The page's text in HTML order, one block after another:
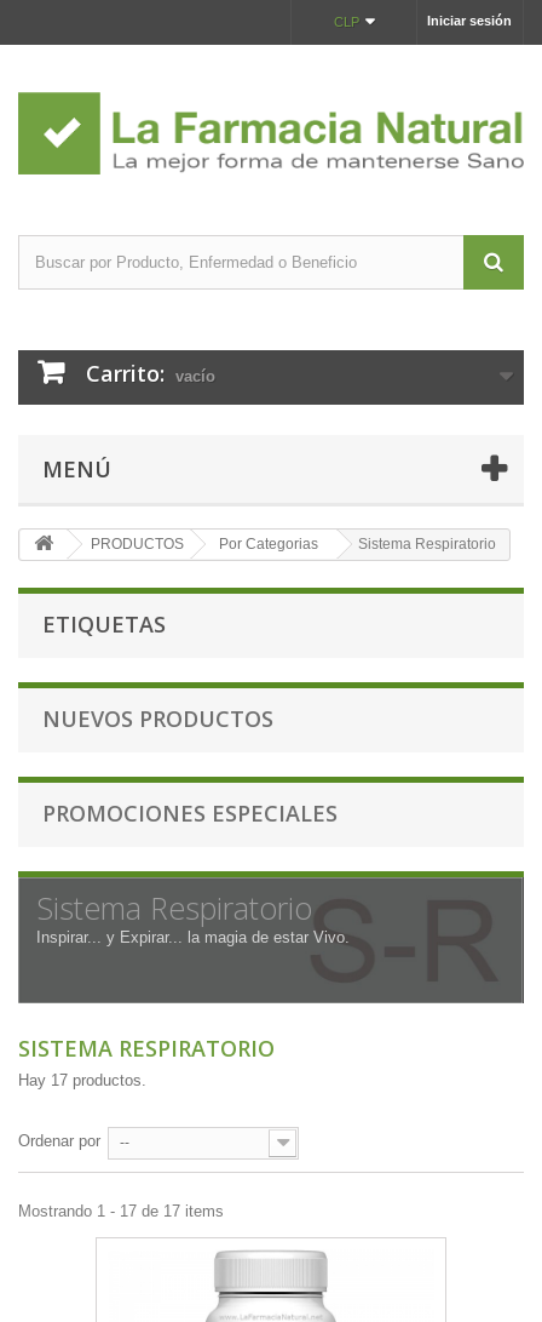
Iniciar sesión
CLP
Carrito: vacío
MENÚ
PRODUCTOS Por Categorias Sistema Respiratorio
ETIQUETAS
NUEVOS PRODUCTOS
PROMOCIONES ESPECIALES
Sistema Respiratorio
Inspirar... y Expirar... la magia de estar Vivo.
SISTEMA RESPIRATORIO
Hay 17 productos.
Ordenar por --
Mostrando 1 - 17 de 17 items